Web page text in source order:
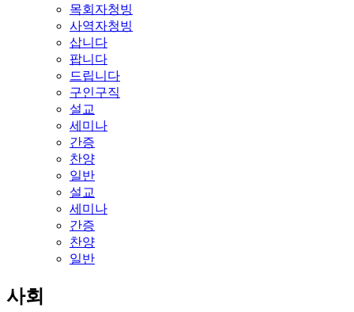
목회자청빙
사역자청빙
삽니다
팝니다
드립니다
구인구직
설교
세미나
간증
찬양
일반
설교
세미나
간증
찬양
일반
사회